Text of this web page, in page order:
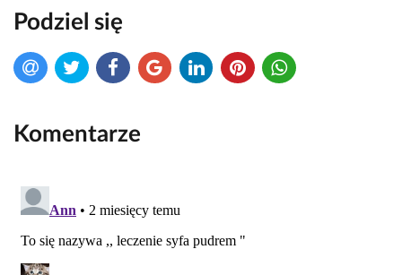
Podziel się
Komentarze